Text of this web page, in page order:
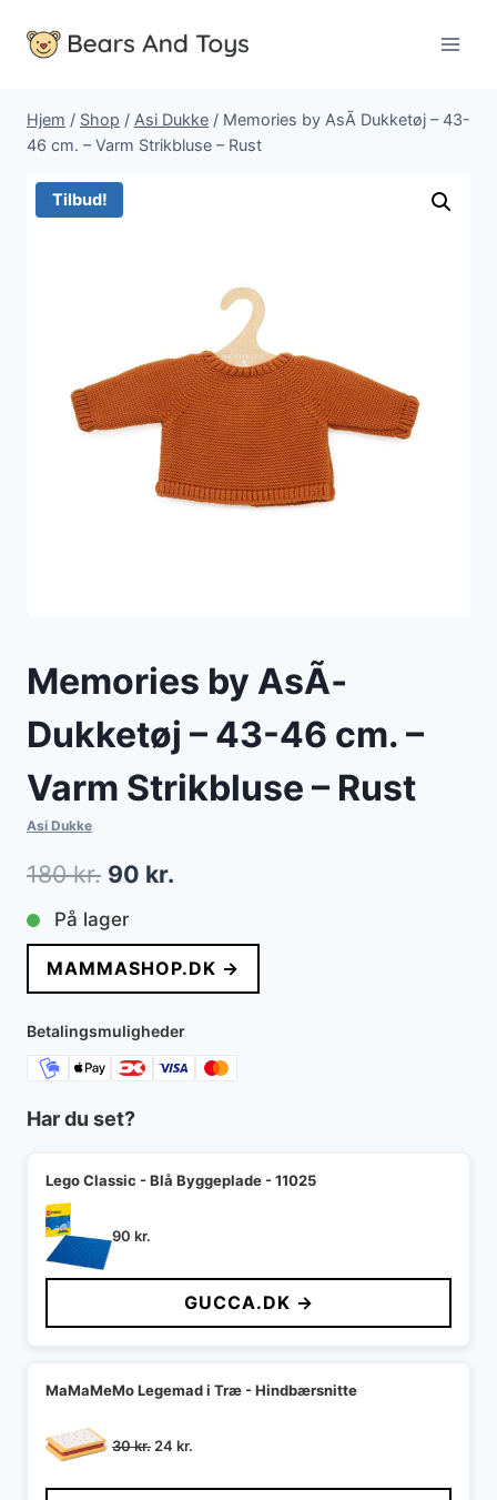
Hjem / Shop / Asi Dukke / Memories by AsÃ­ Dukketøj – 43-
46 cm. – Varm Strikbluse – Rust
Tilbud!
Memories by AsÃ­
Dukketøj – 43-46 cm. –
Varm Strikbluse – Rust
Asi Dukke
180kr. Den
oprindelige
pris
var:
180 kr..
90 kr.
pris
er:
90 kr..
På lager
MAMMASHOP.DK →
Betalingsmuligheder
Har du set?
Lego Classic - Blå Byggeplade - 11025
90 kr.
GUCCA.DK →
MaMaMeMo Legemad i Træ - Hindbærsnitte
30kr. Den
pris
24 kr.
pris